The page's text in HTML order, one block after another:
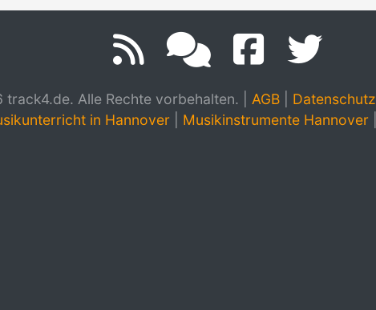
Alle Rechte vorbehalten. AGB| Datenschutz
in Hannover Musikinstrumente Hannover